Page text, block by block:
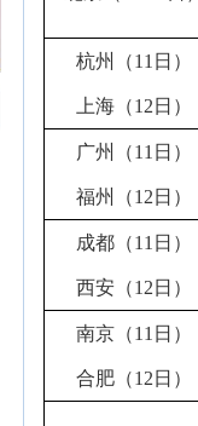
杭州（1 1 日）
上海（1 2 日）
广州（11日）
福州 （12日）
成都（1 1 日）
西安 （1 2 日）
南京 （11日）
合肥 （12日）